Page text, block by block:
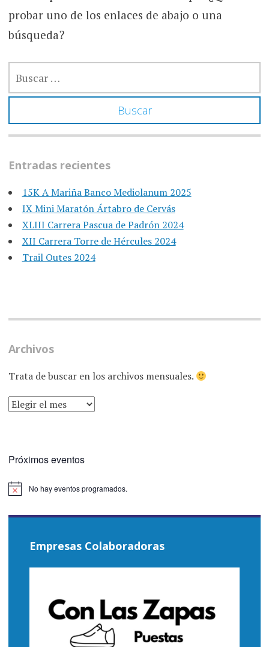
probar uno de los enlaces de abajo o una
búsqueda?
Entradas recientes
15K A Mariña Banco Mediolanum 2025
IX Mini Maratón Ártabro de Cervás
XLIII Carrera Pascua de Padrón 2024
XII Carrera Torre de Hércules 2024
Trail Outes 2024
Archivos
Trata de buscar en los archivos mensuales.
ARCHIVOS
Próximos eventos
Aviso No hay eventos programados.
Empresas Colaboradoras